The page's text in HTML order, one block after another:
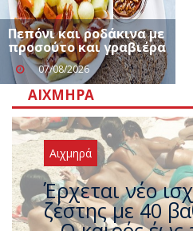
Πεπόνι και ροδάκινα με
προσούτο και γραβιέρα
07/08/2026
ΑΙΧΜΗΡΆ
Αιχμηρά
Άφαντος ο
που η χώρα